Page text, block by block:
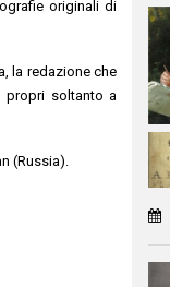
originali di
la redazione che
propri soltanto a
(Russia).